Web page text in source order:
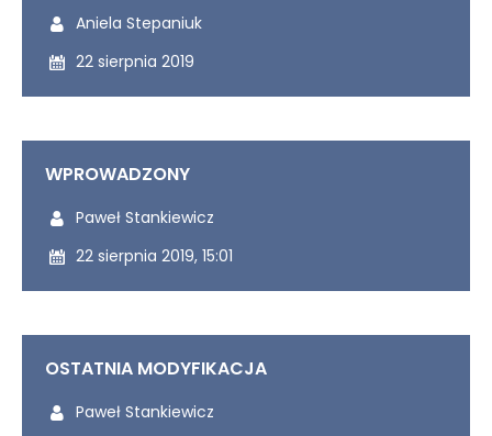
Wytworzony przez:
Aniela Stepaniuk
Wytworzony dnia:
22 sierpnia 2019
WPROWADZONY
Udostępniony przez:
Paweł Stankiewicz
Udostępniony dnia:
22 sierpnia 2019, 15:01
OSTATNIA MODYFIKACJA
Ostatnio modyfikowany przez:
Paweł Stankiewicz